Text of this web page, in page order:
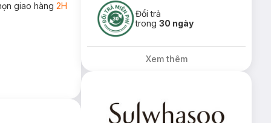
giao hàng 2H
Đổi trả
trong30 ngày
Xem thêm